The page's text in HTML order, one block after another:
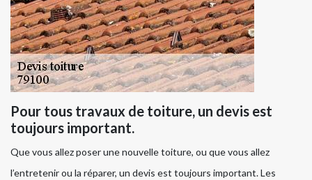
Pour tous travaux de toiture, un devis est
toujours important.
Que vous allez poser une nouvelle toiture, ou que vous allez
l’entretenir ou la réparer, un devis est toujours important. Les